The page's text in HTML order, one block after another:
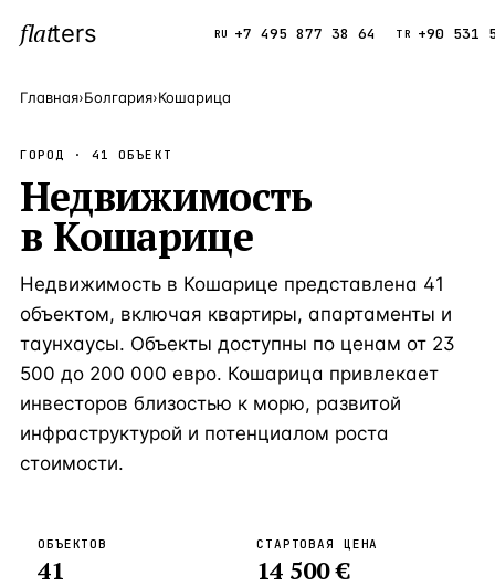
flatters RU +7 495 877 38 64 TR +90 531
ПОПУЛЯРНЫЕ НАПРАВЛЕНИЯ
Турция
Россия
Кипр —Страна 3 906
Таиланд — Страна 2 948
Греция —Страна 2 797
Сочи —Локация
Новороссийск
Главная›Болгария›Кошарица
ГОРОД · 41 ОБЪЕКТ
Недвижимость
в Кошарице
Недвижимость в Кошарице представлена 41
объектом, включая квартиры, апартаменты и
таунхаусы. Объекты доступны по ценам от 23
500 до 200 000 евро. Кошарица привлекает
инвесторов близостью к морю, развитой
инфраструктурой и потенциалом роста
стоимости.
ОБЪЕКТОВ
41
СТАРТОВАЯ ЦЕНА
14 500 €